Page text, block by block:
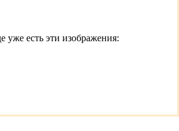
уже есть эти изображения: